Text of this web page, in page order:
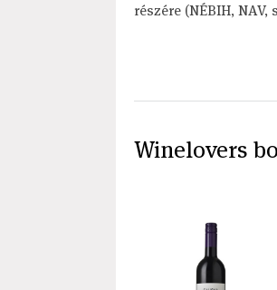
részére (NÉBIH,
Winelovers